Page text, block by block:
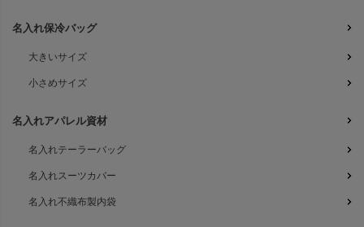
名入れ保冷バッグ
大きいサイズ
小さめサイズ
名入れアパレル資材
名入れテーラーバッグ
名入れスーツカバー
名入れ不織布製内袋